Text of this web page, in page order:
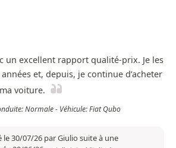
un excellent rapport qualité-prix. Je les
et, depuis, je continue d’acheter
voiture.
Normale - Véhicule: Fiat Qubo
30/07/26 par Giulio suite à une